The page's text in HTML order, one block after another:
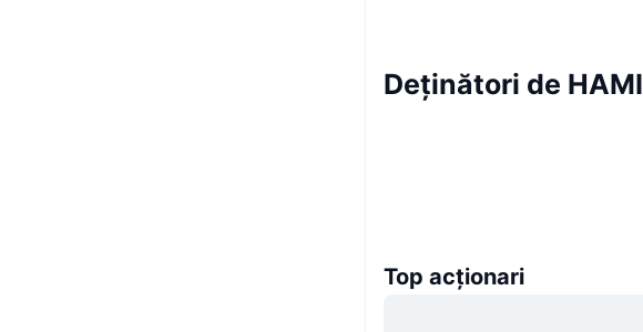
Deținători de HAMI
Top acționari